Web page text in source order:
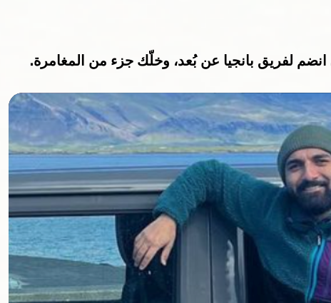
لفريق بانجيا عن بُعد، وخلّك جزء من المغامرة.